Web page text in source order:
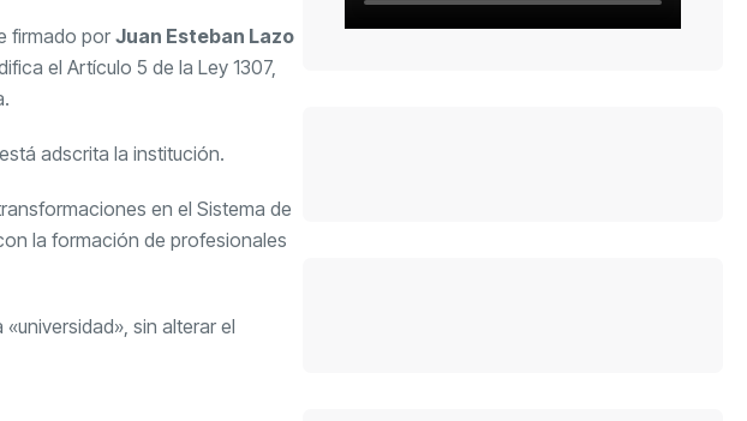
firmado porJuan Esteban Lazo
el Artículo 5 de la Ley 1307,
adscrita la institución.
en el Sistema de
la formación de profesionales
sin alterar el